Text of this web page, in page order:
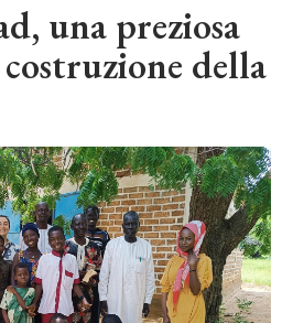
una preziosa
della